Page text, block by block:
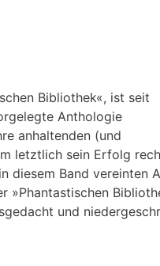
Bibliothek«, ist seit
Anthologie
anhaltenden (und
letztlich sein Erfolg
diesem Band vereinten
»Phantastischen
und